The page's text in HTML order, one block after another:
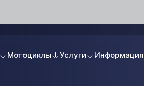
Мотоциклы Услуги Информация